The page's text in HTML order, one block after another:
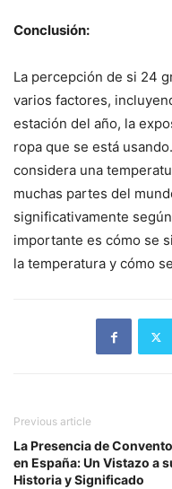
Conclusión:
La percepción de si 24
varios factores,
estación del año, la
ropa que se está
considera una
muchas partes del
significativamente
importante es cómo se
la temperatura y cómo
Previous article
La Presencia de
en España: Un Vistazo a
Historia y Significado